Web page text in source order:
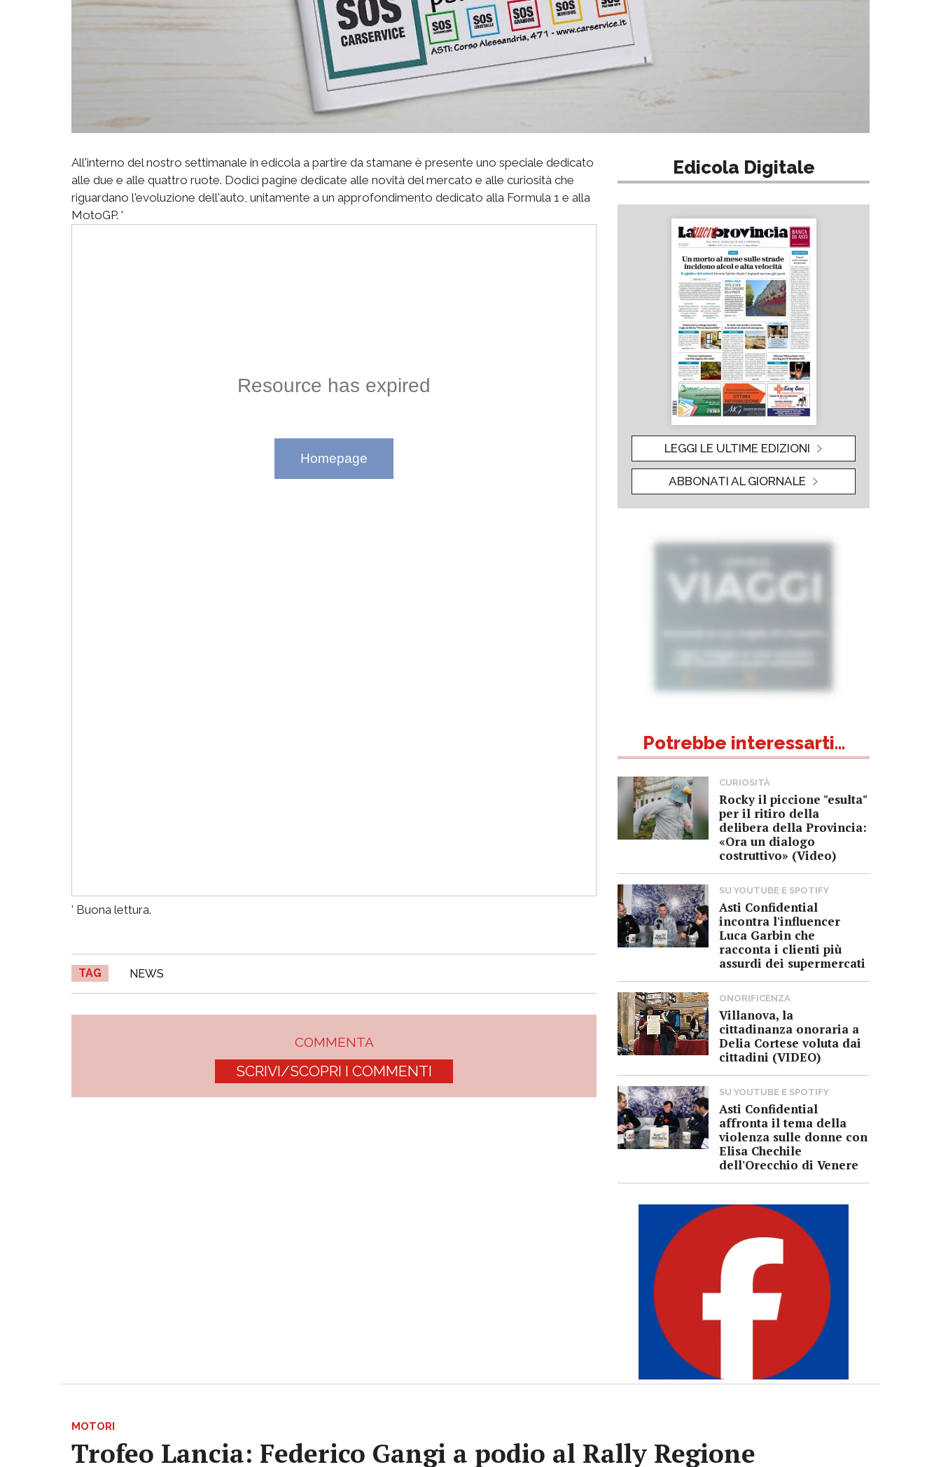
All'interno del nostro settimanale in edicola a partire da stamane è presente uno speciale dedicato
alle due e alle quattro ruote. Dodici pagine dedicate alle novità del mercato e alle curiosità che
riguardano l'evoluzione dell'auto, unitamente a un approfondimento dedicato alla Formula 1 e alla
MotoGP. '
' Buona lettura.
TAG NEWS
COMMENTA
SCRIVI/SCOPRI I COMMENTI
Edicola Digitale
LEGGI LE ULTIME EDIZIONI
ABBONATI AL GIORNALE
Potrebbe interessarti...
CURIOSITÀ
Rocky il piccione "esulta"
per il ritiro della
delibera della Provincia:
«Ora un dialogo
costruttivo» (Video)
SU YOUTUBE E SPOTIFY
Asti Confidential
incontra l'influencer
Luca Garbin che
racconta i clienti più
assurdi dei supermercati
ONORIFICENZA
Villanova, la
cittadinanza onoraria a
Delia Cortese voluta dai
cittadini (VIDEO)
SU YOUTUBE E SPOTIFY
Asti Confidential
affronta il tema della
violenza sulle donne con
Elisa Chechile
dell'Orecchio di Venere
MOTORI
Trofeo Lancia: Federico Gangi a podio al Rally Regione